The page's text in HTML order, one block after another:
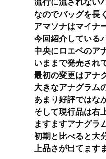
なのでバッグを長
アマソナはマイナ
今回紹介している
中央にロエベのア
いままで発売され
最初の変更はアナ
大きなアナグラム
あまり好評ではな
そして現行品は右
ますますアナグラ
初期と比べると大
上品さが出てます